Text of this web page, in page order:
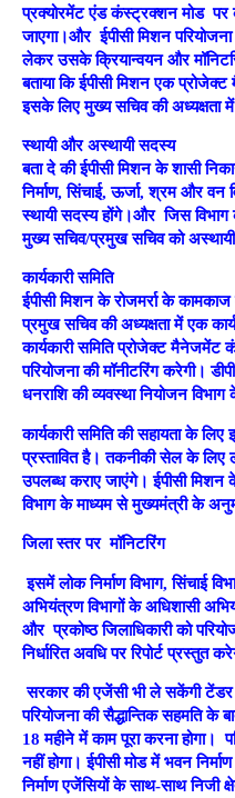
प्रक्योरमेंट एंड कंस्ट्रक्शन मोड पर
जाएगा।और ईपीसी मिशन
लेकर उसके क्रियान्वयन और
बताया कि ईपीसी मिशन एक
इसके लिए मुख्य सचिव की अध्यक्षता
स्थायी और अस्थायी सदस्य
बता दे की ईपीसी मिशन के शासी
निर्माण, सिंचाई, ऊर्जा, श्रम और
स्थायी सदस्य होंगे।और जिस विभाग
मुख्य सचिव/प्रमुख सचिव को
कार्यकारी समिति
ईपीसी मिशन के रोजमर्रा के
प्रमुख सचिव की अध्यक्षता में एक
कार्यकारी समिति प्रोजेक्ट मैनेजमेंट
परियोजना की मॉनीटरिंग करेगी।
धनराशि की व्यवस्था नियोजन
कार्यकारी समिति की सहायता के
प्रस्तावित है। तकनीकी सेल के लिए
उपलब्ध कराए जाएंगे। ईपीसी मिशन
विभाग के माध्यम से मुख्यमंत्री के
जिला स्तर पर मॉनिटरिंग
इसमें लोक निर्माण विभाग, सिंचाई
अभियंत्रण विभागों के अधिशासी
और प्रकोष्ठ जिलाधिकारी को
निर्धारित अवधि पर रिपोर्ट प्रस्तुत
सरकार की एजेंसी भी ले सकेंगी टेंडर
परियोजना की सैद्धान्तिक सहमति के
18 महीने में काम पूरा करना होगा।
नहीं होगा। ईपीसी मोड में भवन
निर्माण एजेंसियों के साथ-साथ निजी